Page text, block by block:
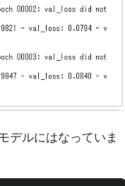
デルにはなっていま